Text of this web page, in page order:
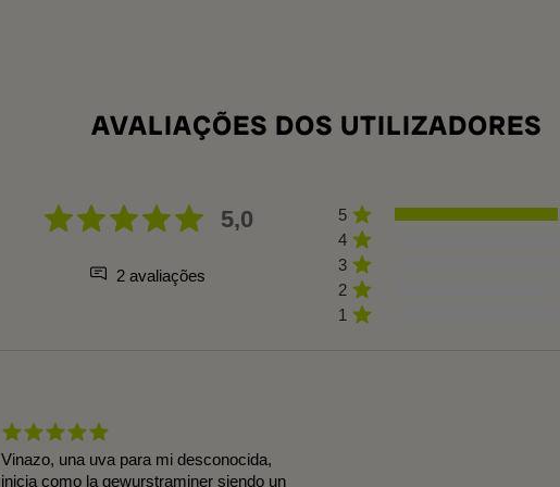
AVALIAÇÕES DOS UTILIZADORES
5,0
2 avaliações
5
4
3
2
1
Vinazo, una uva para mi desconocida,
inicia como la gewurstraminer siendo un